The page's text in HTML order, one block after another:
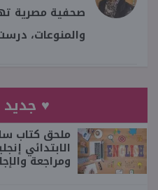
صحفية مصرية
والمنوعات،
♥
ملحق كتاب
ومراجعة